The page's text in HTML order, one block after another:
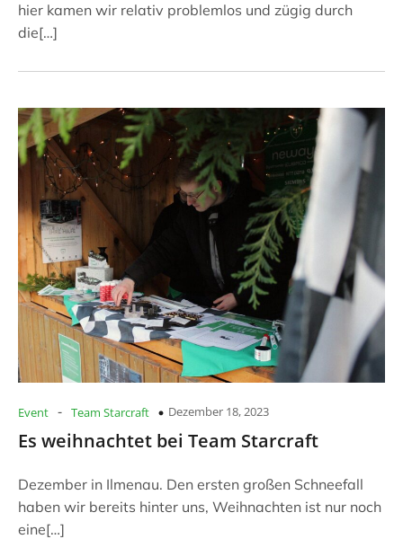
hier kamen wir relativ problemlos und zügig durch
die[…]
Event - Team Starcraft Dezember 18, 2023
Es weihnachtet bei Team Starcraft
Dezember in Ilmenau. Den ersten großen Schneefall
haben wir bereits hinter uns, Weihnachten ist nur noch
eine[…]